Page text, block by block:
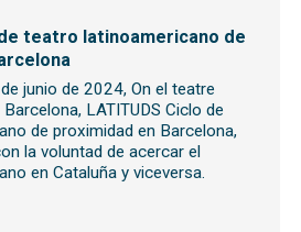
teatro latinoamericano de
junio de 2024, On el teatre
LATITUDS Ciclo de
de proximidad en Barcelona,
la voluntad de acercar el
en Cataluña y viceversa.